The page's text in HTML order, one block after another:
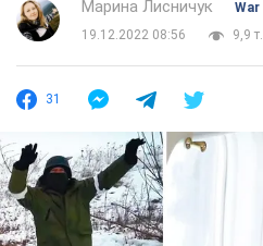
Марина Лисничук
War
19.12.2022 08:56
9,9 т.
31